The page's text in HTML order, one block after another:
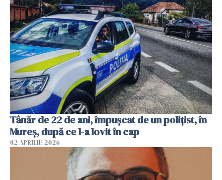
Tânăr de 22 de ani, împușcat de un polițist, în
Mureș, după ce l-a lovit în cap
02 APRILIE 2026